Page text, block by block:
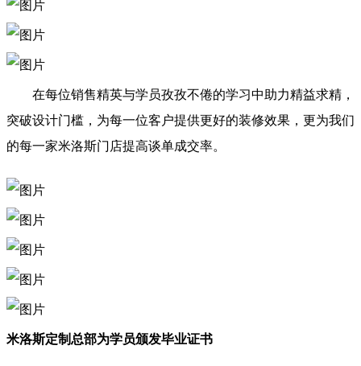
在每位销售精英与学员孜孜不倦的学习中助力精益求精，
突破设计门槛，为每一位客户提供更好的装修效果，更为我们
的每一家米洛斯门店提高谈单成交率。
米洛斯定制总部为学员颁发毕业证书